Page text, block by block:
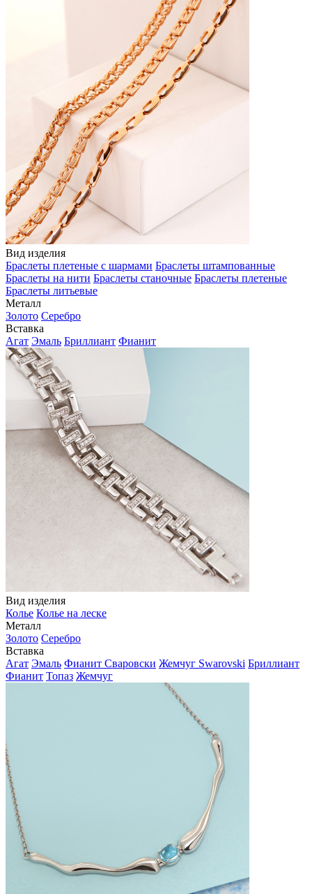
Вид изделия
Браслеты плетеные с шармами Браслеты штампованные
Браслеты на нити Браслеты станочные Браслеты плетеные
Браслеты литьевые
Металл
Золото Серебро
Вставка
Агат Эмаль Бриллиант Фианит
Вид изделия
Колье Колье на леске
Металл
Золото Серебро
Вставка
Агат Эмаль Фианит Сваровски Жемчуг Swarovski Бриллиант
Фианит Топаз Жемчуг